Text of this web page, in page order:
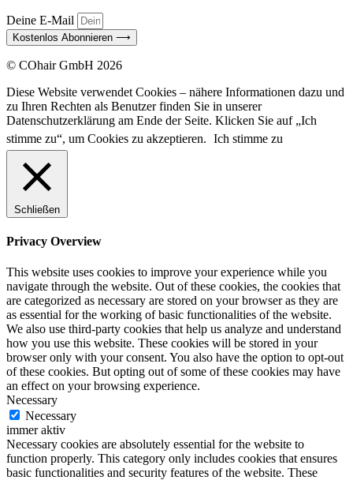
Deine E-Mail
Kostenlos Abonnieren ⟶
© COhair GmbH 2026
Diese Website verwendet Cookies – nähere Informationen dazu und
zu Ihren Rechten als Benutzer finden Sie in unserer
Datenschutzerklärung am Ende der Seite. Klicken Sie auf „Ich
stimme zu“, um Cookies zu akzeptieren. Ich stimme zu
Schließen
Privacy Overview
This website uses cookies to improve your experience while you
navigate through the website. Out of these cookies, the cookies that
are categorized as necessary are stored on your browser as they are
as essential for the working of basic functionalities of the website.
We also use third-party cookies that help us analyze and understand
how you use this website. These cookies will be stored in your
browser only with your consent. You also have the option to opt-out
of these cookies. But opting out of some of these cookies may have
an effect on your browsing experience.
Necessary
Necessary
immer aktiv
Necessary cookies are absolutely essential for the website to
function properly. This category only includes cookies that ensures
basic functionalities and security features of the website. These